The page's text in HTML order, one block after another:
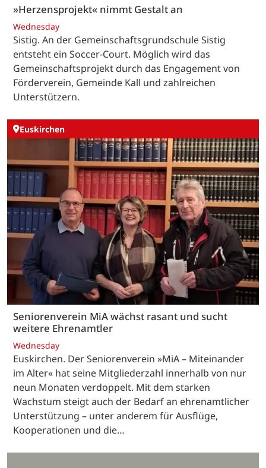
»Herzensprojekt« nimmt Gestalt an
Wednesday
Sistig. An der Gemeinschaftsgrundschule Sistig
entsteht ein Soccer-Court. Möglich wird das
Gemeinschaftsprojekt durch das Engagement von
Förderverein, Gemeinde Kall und zahlreichen
Unterstützern.
Euskirchen
Seniorenverein MiA wächst rasant und sucht
weitere Ehrenamtler
Wednesday
Euskirchen. Der Seniorenverein »MiA – Miteinander
im Alter« hat seine Mitgliederzahl innerhalb von nur
neun Monaten verdoppelt. Mit dem starken
Wachstum steigt auch der Bedarf an ehrenamtlicher
Unterstützung – unter anderem für Ausflüge,
Kooperationen und die…